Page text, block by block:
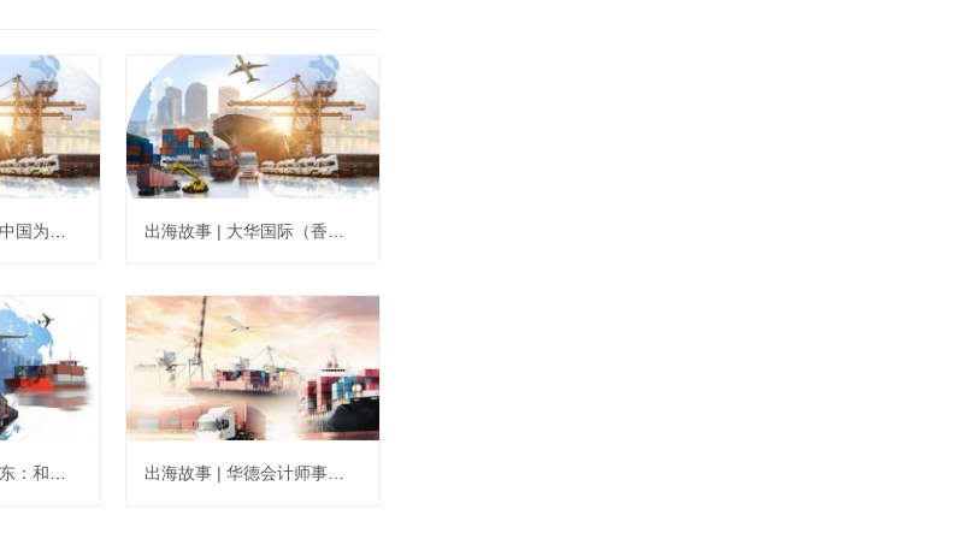
出海故事 | 毕马威中国为国内车企提供战略咨询 助力车企出海新市场 出海故事 | 大华国际（香港）助力高科技企业逐鹿国际资本市场